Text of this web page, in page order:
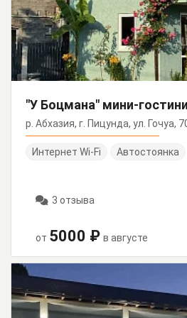
"У Боцмана" мини-
р. Абхазия, г. Пицунда, ул. Гочуа,
Интернет Wi-Fi Автостоянка
3 отзыва
от 5000 ₽ в августе